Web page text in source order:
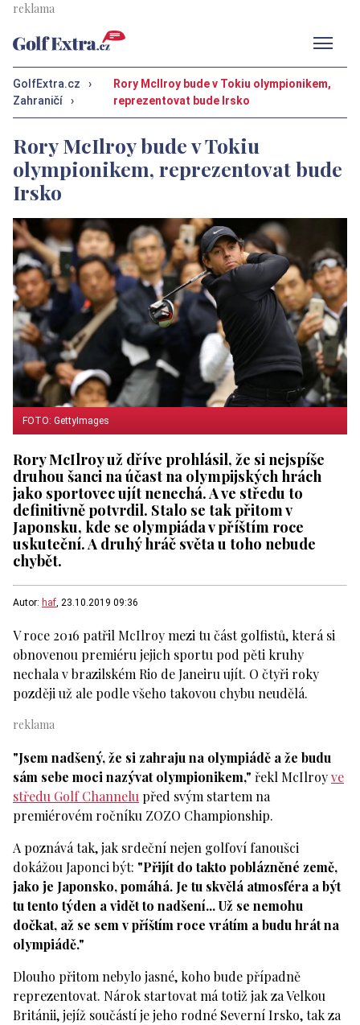
GolfExtra.cz
›
Zahraničí
›
Rory McIlroy bude v Tokiu olympionikem,
reprezentovat bude Irsko
Rory McIlroy bude v Tokiu
olympionikem, reprezentovat bude
Irsko
FOTO: GettyImages
Rory McIlroy už dříve prohlásil, že si nejspíše
druhou šanci na účast na olympijských hrách
jako sportovec ujít nenechá. A ve středu to
definitivně potvrdil. Stalo se tak přitom v
Japonsku, kde se olympiáda v příštím roce
uskuteční. A druhý hráč světa u toho nebude
chybět.
Autor: haf, 23.10.2019 09:36
V roce 2016 patřil McIlroy mezi tu část golfistů, která si
obnovenou premiéru jejich sportu pod pěti kruhy
nechala v brazilském Rio de Janeiru ujít. O čtyři roky
později už ale podle všeho takovou chybu neudělá.
"Jsem nadšený, že si zahraju na olympiádě a že budu
sám sebe moci nazývat olympionikem," řekl McIlroyve
středu Golf Channelu před svým startem na
premiérovém ročníku ZOZO Championship.
A poznává tak, jak srdeční nejen golfoví fanoušci
dokážou Japonci být: "Přijít do takto poblázněné země,
jako je Japonsko, pomáhá. Je tu skvělá atmosféra a být
tu tento týden a vidět to nadšení... Už se nemohu
dočkat, až se sem v příštím roce vrátím a budu hrát na
olympiádě."
Dlouho přitom nebylo jasné, koho bude případně
reprezentovat. Nárok startovat má totiž jak za Velkou
Británii, jejíž součástí je jeho rodné Severní Irsko, tak za